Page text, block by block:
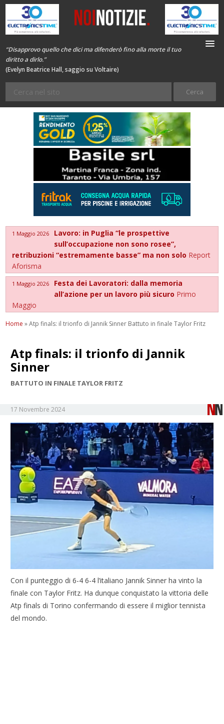
“Disapprovo quello che dici ma difenderò fino alla morte il tuo
diritto a dirlo.”
(Evelyn Beatrice Hall, saggio su Voltaire)
1 Maggio 2026
Lavoro: in Puglia “le prospettive
sull’occupazione non sono rosee”,
retribuzioni “estremamente basse” ma non solo Report
Aforisma
1 Maggio 2026
Festa dei Lavoratori: dalla memoria
all’azione per un lavoro più sicuro Primo
Maggio
Home »Atp finals: il trionfo di Jannik Sinner Battuto in finale Taylor Fritz
Atp finals: il trionfo di Jannik
Sinner
BATTUTO IN FINALE TAYLOR FRITZ
17 Novembre 2024
Con il punteggio di 6-4 6-4 l’italiano Jannik Sinner ha vinto la
finale con Taylor Fritz. Ha dunque conquistato la vittoria delle
Atp finals di Torino confermando di essere il miglior tennista
del mondo.